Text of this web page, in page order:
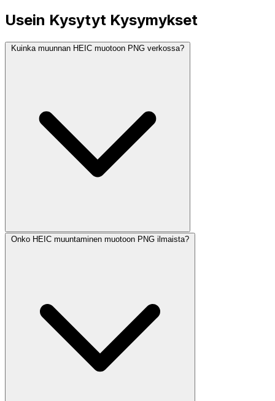
Usein Kysytyt Kysymykset
Kuinka muunnan HEIC muotoon PNG verkossa?
Onko HEIC muuntaminen muotoon PNG ilmaista?